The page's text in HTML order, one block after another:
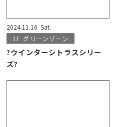
2024.11.16 Sat.
1F グリーンゾーン
?ウインターシトラスシリー
ズ?